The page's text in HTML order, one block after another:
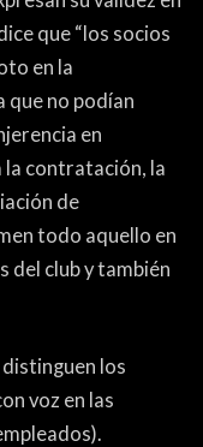
que “los socios
en la
que no podían
en
la contratación, la
de
todo aquello en
del club y también
los
voz en las